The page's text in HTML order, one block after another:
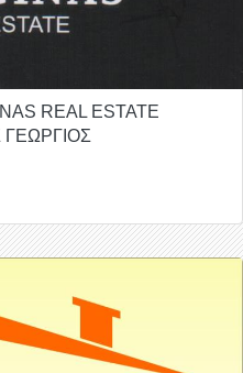
REAL ESTATE
ΓΕΩΡΓΙΟΣ